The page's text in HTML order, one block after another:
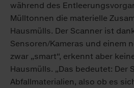
während des
Mülltonnen die materielle
Hausmülls. Der Scanner ist
Sensoren/Kameras und einem
zwar „smart“, erkennt aber
Hausmülls. „Das bedeutet: Der
Abfallmaterialien, also ob es